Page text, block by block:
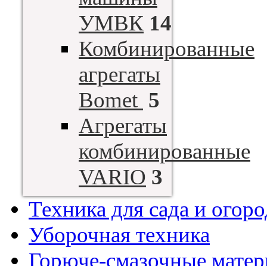
УМВК 14
Комбинированные
агрегаты
Bomet 5
Агрегаты
комбинированные
VARIO 3
Техника для сада и
Уборочная техника
Горюче-смазочные